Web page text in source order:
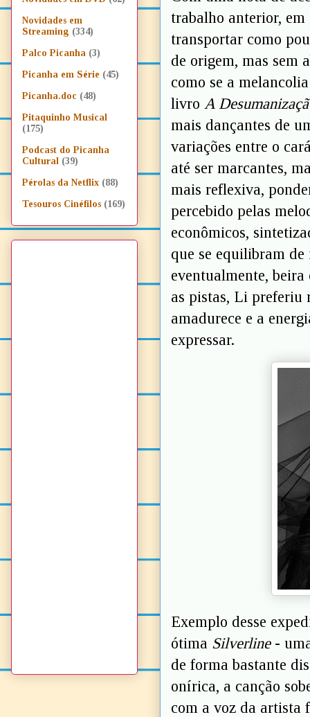
trabalho anterior, em
transportar como
de origem, mas sem
como se a
livro A
mais dançantes de
variações entre o
até ser marcantes,
mais reflexiva,
percebido pelas
econômicos,
que se equilibram
eventualmente,
as pistas, Li preferiu
amadurece e a
expressar.
Exemplo desse
ótima Silverline-
de forma bastante
onírica, a canção
com a voz da artista
Novidades em
Streaming (334)
Palco Picanha (3)
Picanha em Série (45)
Picanha.doc (48)
Pitaquinho Musical
(175)
Podcast do Picanha
Cultural (39)
Pérolas da Netflix (88)
Tesouros Cinéfilos (169)